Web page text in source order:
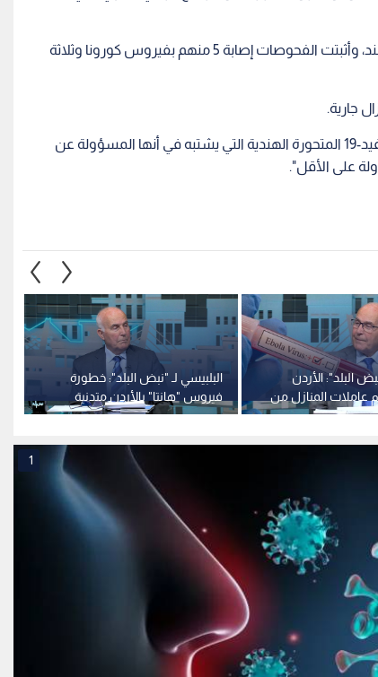
وكان المصاب ضمن 8 رومانيين وصلوا مؤخرا من الهند، وأثبتت الفحوصات إصابة 5 منهم بفيروس كورونا وثلاثة
جارية.
وأعلنت منظمة الصحة العالمية، الثلاثاء، أن نسخة كوفيد-19 المتحورة الهندية التي يشتبه في أنها المسؤولة عن
البلبيسي لـ "نبض البلد": خطورة
فيروس "هانتا" بالأردن متدنية
جدا.. وبدء توفير الكواشف المخبرية
البلد": الأردن
عاملات المنازل من
وحجر الأردنيين
1